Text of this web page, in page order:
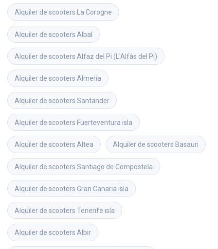
Alquiler de scooters La Corogne
Alquiler de scooters Albal
Alquiler de scooters Alfaz del Pi (L'Alfàs del Pi)
Alquiler de scooters Almería
Alquiler de scooters Santander
Alquiler de scooters Fuerteventura isla
Alquiler de scooters Altea Alquiler de scooters Basauri
Alquiler de scooters Santiago de Compostela
Alquiler de scooters Gran Canaria isla
Alquiler de scooters Tenerife isla
Alquiler de scooters Albir